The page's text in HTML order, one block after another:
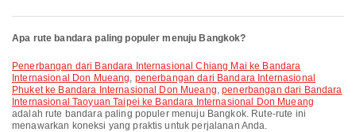
Apa rute bandara paling populer menuju Bangkok?
penerbangan dari Bandara Internasional Chiang Mai ke Bandara
Internasional Don Mueang, penerbangan dari Bandara Internasional
Phuket ke Bandara Internasional Don Mueang,penerbangan dari Bandara
Internasional Taoyuan Taipei ke Bandara Internasional Don Mueang
adalah rute bandara paling populer menuju Bangkok. Rute-rute ini
menawarkan koneksi yang praktis untuk perjalanan Anda.